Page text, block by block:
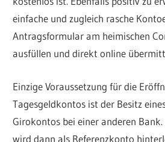
einfache und zugleich rasche
Antragsformular am heimischen
ausfüllen und direkt online
Einzige Voraussetzung für die
Tagesgeldkontos ist der Besitz
Girokontos bei einer anderen
wird dann als Referenzkonto